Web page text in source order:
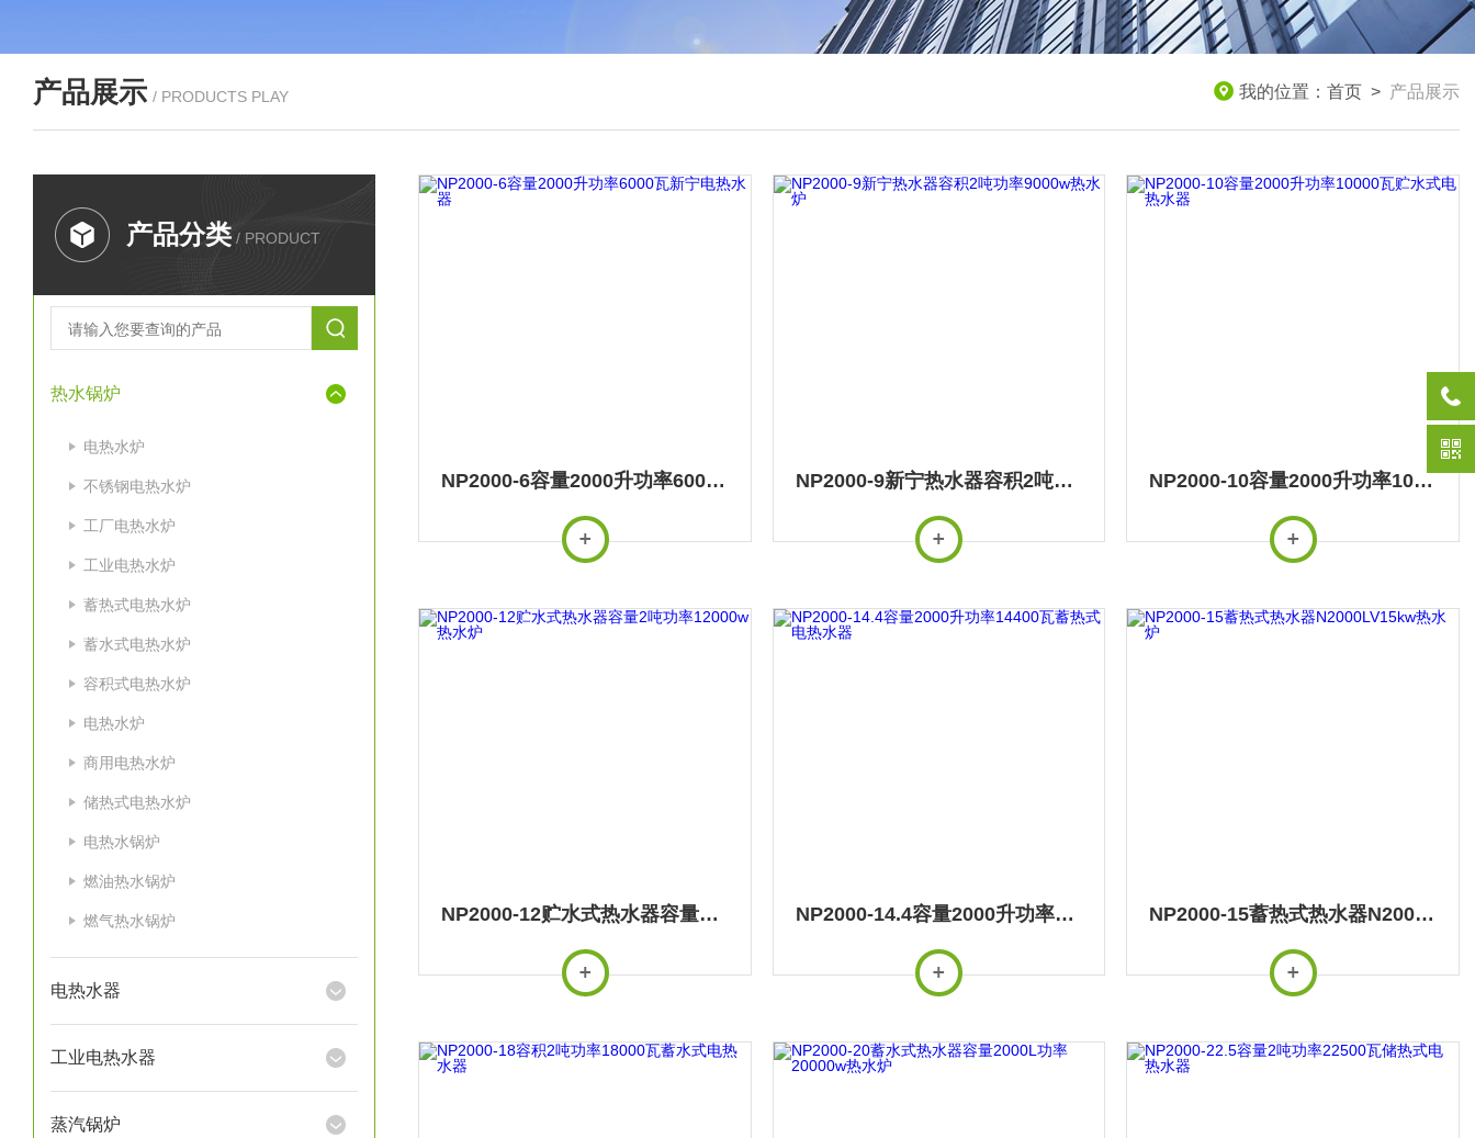
产品展示 / PRODUCTS PLAY 我的位置： 首页 > 产品展示
产品分类 / PRODUCT
热水锅炉
电热水炉
不锈钢电热水炉
工厂电热水炉
工业电热水炉
蓄热式电热水炉
蓄水式电热水炉
容积式电热水炉
电热水炉
商用电热水炉
储热式电热水炉
电热水锅炉
燃油热水锅炉
燃气热水锅炉
电热水器
工业电热水器
蒸汽锅炉
NP2000-6容量2000升功率6000瓦新宁电热水器 NP2000-9新宁热水器容积2吨功率9000w热水炉 NP2000-10容量2000升功率10000瓦贮水式电热水器
NP2000-12贮水式热水器容量2吨功率12000w热水炉 NP2000-14.4容量2000升功率14400瓦蓄热式电热水器 NP2000-15蓄热式热水器N2000LV15kw热水炉